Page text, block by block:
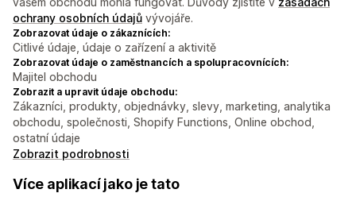
ochrany osobních údajů vývojáře.
Zobrazovat údaje o zákaznících:
Citlivé údaje, údaje o zařízení a aktivitě
Zobrazovat údaje o zaměstnancích a spolupracovnících:
Majitel obchodu
Zobrazit a upravit údaje obchodu:
Zákazníci, produkty, objednávky, slevy, marketing, analytika
obchodu, společnosti, Shopify Functions, Online obchod,
ostatní údaje
Zobrazit podrobnosti
Více aplikací jako je tato